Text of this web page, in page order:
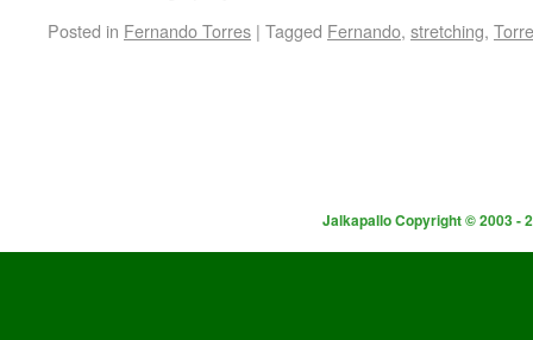
Posted in Fernando Torres | Tagged Fernando, stretching,
Jalkapallo Copyright © 2003 -